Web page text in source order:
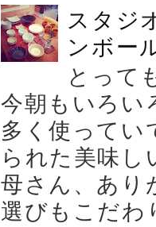
スタジ
ンボー
とって
今朝もいろい
多く使ってい
られた美味
母さん、あり
選びもこだ